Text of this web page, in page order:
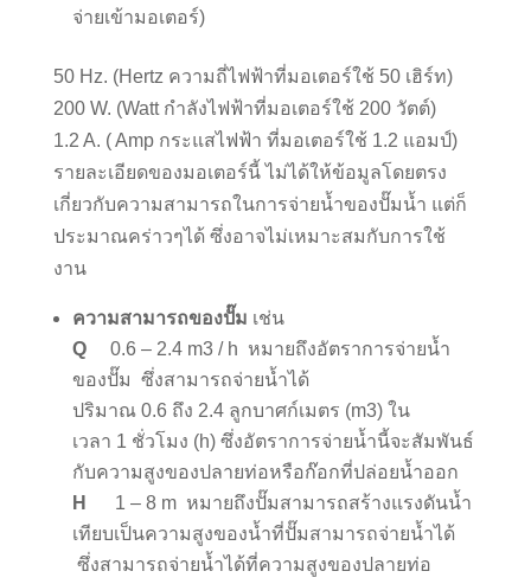
จ่ายเข้ามอเตอร์)
50 Hz. (Hertz ความถี่ไฟฟ้าที่มอเตอร์ใช้ 50 เฮิร์ท)
200 W. (Watt กำลังไฟฟ้าที่มอเตอร์ใช้ 200 วัตต์)
1.2 A. ( Amp กระแสไฟฟ้า ที่มอเตอร์ใช้ 1.2 แอมป์)
รายละเอียดของมอเตอร์นี้ ไม่ได้ให้ข้อมูลโดยตรง
เกี่ยวกับความสามารถในการจ่ายน้ำของปั๊มน้ำ แต่ก็
ประมาณคร่าวๆได้ ซึ่งอาจไม่เหมาะสมกับการใช้
งาน
ความสามารถของปั๊ม เช่น
Q0.6 – 2.4 m3 / h หมายถึงอัตราการจ่ายน้ำ
ของปั๊ม ซึ่งสามารถจ่ายน้ำได้
ปริมาณ 0.6 ถึง 2.4 ลูกบาศก์เมตร (m3) ใน
เวลา 1 ชั่วโมง (h) ซึ่งอัตราการจ่ายน้ำนี้จะสัมพันธ์
กับความสูงของปลายท่อหรือก๊อกที่ปล่อยน้ำออก
H
1 – 8 m หมายถึงปั๊มสามารถสร้างแรงดันน้ำ
เทียบเป็นความสูงของน้ำที่ปั๊มสามารถจ่ายน้ำได้
ซึ่งสามารถจ่ายน้ำได้ที่ความสูงของปลายท่อ